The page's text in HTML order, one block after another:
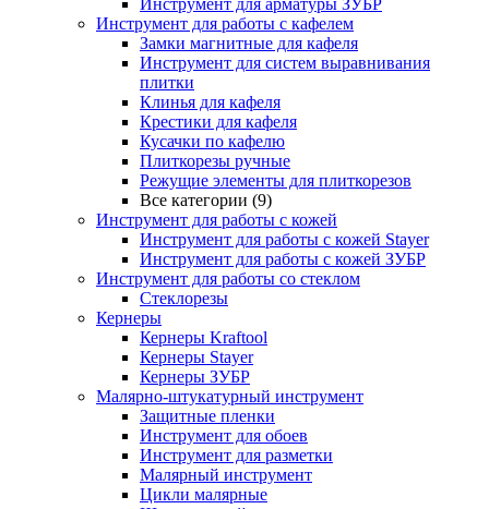
Инструмент для арматуры ЗУБР
Инструмент для работы с кафелем
Замки магнитные для кафеля
Инструмент для систем выравнивания
плитки
Клинья для кафеля
Крестики для кафеля
Кусачки по кафелю
Плиткорезы ручные
Режущие элементы для плиткорезов
Все категории (9)
Инструмент для работы с кожей
Инструмент для работы с кожей Stayer
Инструмент для работы с кожей ЗУБР
Инструмент для работы со стеклом
Стеклорезы
Кернеры
Кернеры Kraftool
Кернеры Stayer
Кернеры ЗУБР
Малярно-штукатурный инструмент
Защитные пленки
Инструмент для обоев
Инструмент для разметки
Малярный инструмент
Цикли малярные